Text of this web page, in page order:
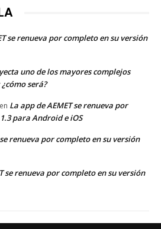
se renueva por completo en su versión
uno de los mayores complejos
será?
en La app de AEMET se renueva por
para Android e iOS
renueva por completo en su versión
se renueva por completo en su versión